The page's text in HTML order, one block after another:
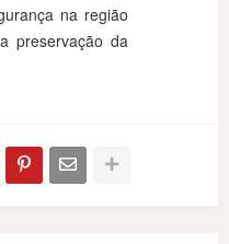
na região
preservação da